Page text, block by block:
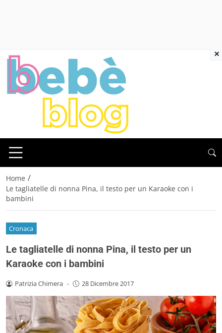
Home /
Le tagliatelle di nonna Pina, il testo per un Karaoke con i
bambini
Cronaca
Le tagliatelle di nonna Pina, il testo per un
Karaoke con i bambini
Patrizia Chimera - 28 Dicembre 2017
×